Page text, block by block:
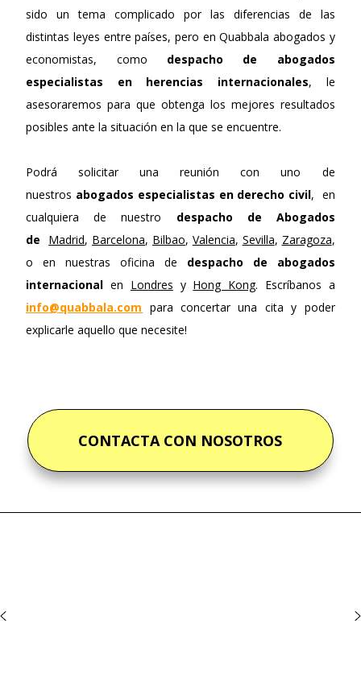
sido un tema complicado por las diferencias de las
distintas leyes entre países, pero en Quabbala abogados y
economistas, como despacho de abogados
especialistas en herencias internacionales, le
asesoraremos para que obtenga los mejores resultados
posibles ante la situación en la que se encuentre.
Podrá solicitar una reunión con uno de
nuestros abogados especialistas en derecho civil, en
cualquiera de nuestro despacho de Abogados
de
Madrid, Barcelona, Bilbao, Valencia, Sevilla, Zaragoza,
o en nuestras oficina de despacho de abogados
internacional en Londres y Hong Kong. Escríbanos a
info@quabbala.com para concertar una cita y poder
explicarle aquello que necesite!
CONTACTA CON NOSOTROS